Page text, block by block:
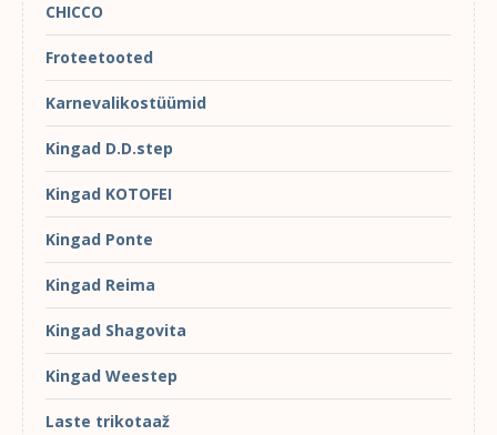
CHICCO
Froteetooted
Karnevalikostüümid
Kingad D.D.step
Kingad KOTOFEI
Kingad Ponte
Kingad Reima
Kingad Shagovita
Kingad Weestep
Laste trikotaaž